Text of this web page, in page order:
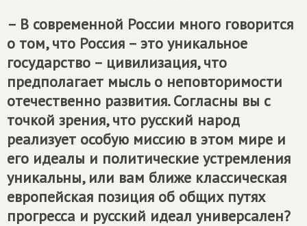
– В современной России много говорится
о том, что Россия – это уникальное
государство – цивилизация, что
предполагает мысль о неповторимости
отечественно развития. Согласны вы с
точкой зрения, что русский народ
реализует особую миссию в этом мире и
его идеалы и политические устремления
уникальны, или вам ближе классическая
европейская позиция об общих путях
прогресса и русский идеал универсален?